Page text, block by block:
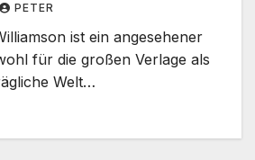
PETER
ist ein angesehener
für die großen Verlage als
Welt…